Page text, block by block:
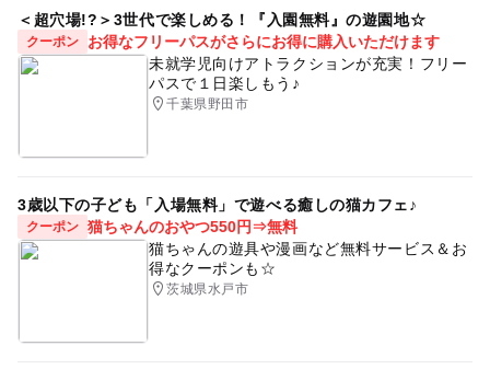
＜超穴場!?＞3世代で楽しめる！『入園無料』の遊園地☆
クーポン
お得なフリーパスがさらにお得に購入いただけます
未就学児向けアトラクションが充実！フリー
パスで１日楽しもう♪
千葉県野田市
3歳以下の子ども「入場無料」で遊べる癒しの猫カフェ♪
クーポン 猫ちゃんのおやつ550円⇒無料
猫ちゃんの遊具や漫画など無料サービス＆お
得なクーポンも☆
茨城県水戸市